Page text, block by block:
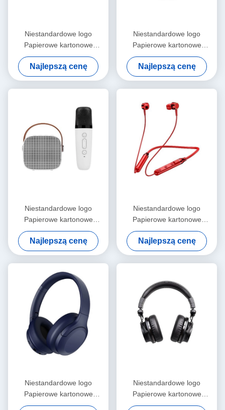
Niestandardowe logo
Papierowe kartonowe
opakowania składane Białe /
Czarne / Różowe złoto
Luksusowe magnetyczne
pudełko prezentów z
Najlepszą cenę
Niestandardowe logo
Papierowe kartonowe
opakowania składane Białe /
Czarne / Różowe złoto
Luksusowe magnetyczne
pudełko prezentów z
zamknięciem wstążką
Najlepszą cenę
Niestandardowe logo
Papierowe kartonowe
opakowania składane Białe /
Czarne / Różowe złoto
Luksusowe magnetyczne
pudełko prezentów z
zamknięciem wstążką
Najlepszą cenę
Niestandardowe logo
Papierowe kartonowe
opakowania składane Białe /
Czarne / Różowe złoto
Luksusowe magnetyczne
pudełko prezentów z
Najlepszą cenę
Niestandardowe logo
Papierowe kartonowe
opakowania składane Białe /
Niestandardowe logo
Papierowe kartonowe
opakowania składane Białe /